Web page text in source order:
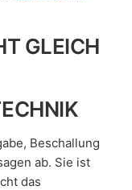
GLEICH
Beschallung
ab. Sie ist
das